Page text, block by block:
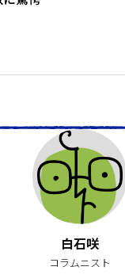
白石咲
コラムニスト